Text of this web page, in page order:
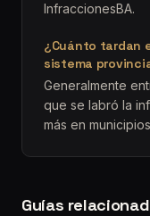
InfraccionesBA.
¿Cuánto tardan
sistema
Generalmente
que se labró la
más en
Guías